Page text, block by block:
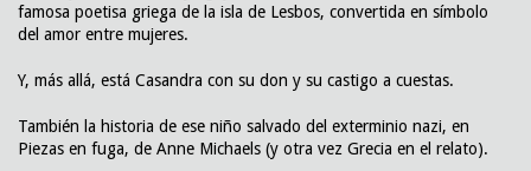
famosa poetisa griega de la isla de Lesbos, convertida en símbolo
del amor entre mujeres.
Y, más allá, está Casandra con su don y su castigo a cuestas.
También la historia de ese niño salvado del exterminio nazi, en
Piezas en fuga, de Anne Michaels (y otra vez Grecia en el relato).